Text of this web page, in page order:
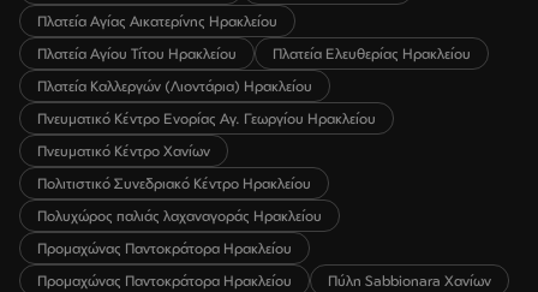
Πλατεία Αγίας Αικατερίνης Ηρακλείου
Πλατεία Αγίου Τίτου Ηρακλείου
Πλατεία Ελευθερίας Ηρακλείου
Πλατεία Καλλεργών (Λιοντάρια) Ηρακλείου
Πνευματικό Κέντρο Ενορίας Αγ. Γεωργίου Ηρακλείου
Πνευματικό Κέντρο Χανίων
Πολιτιστικό Συνεδριακό Κέντρο Ηρακλείου
Πολυχώρος παλιάς λαχαναγοράς Ηρακλείου
Προμαχώνας Παντοκράτορα Ηρακλείου
Προμαχώνας Παντοκράτορα Ηρακλείου
Πύλη Sabbionara Χανίων